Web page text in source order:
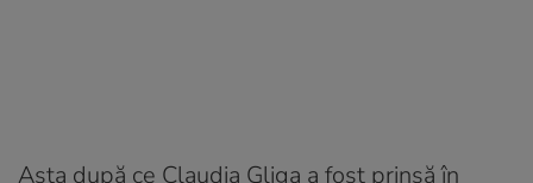
Asta după ce Claudia Gliga a fost prinsă în